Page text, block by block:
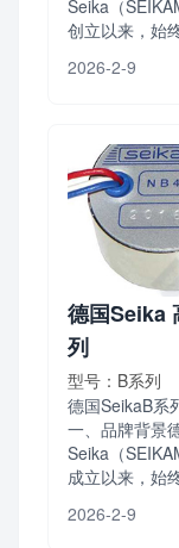
Seika（
创立以来，始
2026-2-9
德国Seika
列
型号：B系列
德国SeikaB系
一、品牌背景
Seika（
成立以来，始
2026-2-9